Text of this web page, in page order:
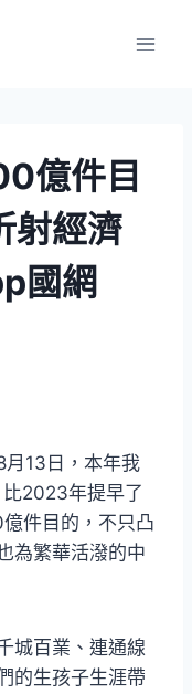
億件目
射經濟
國網
月13日，本年我
2023年提早了
件目的，不只凸
為繁華活潑的中
城百業、連通線
的生孩子生涯帶